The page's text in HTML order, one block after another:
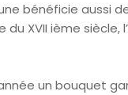
bénéficie
XVII ième siècle,
un bouquet